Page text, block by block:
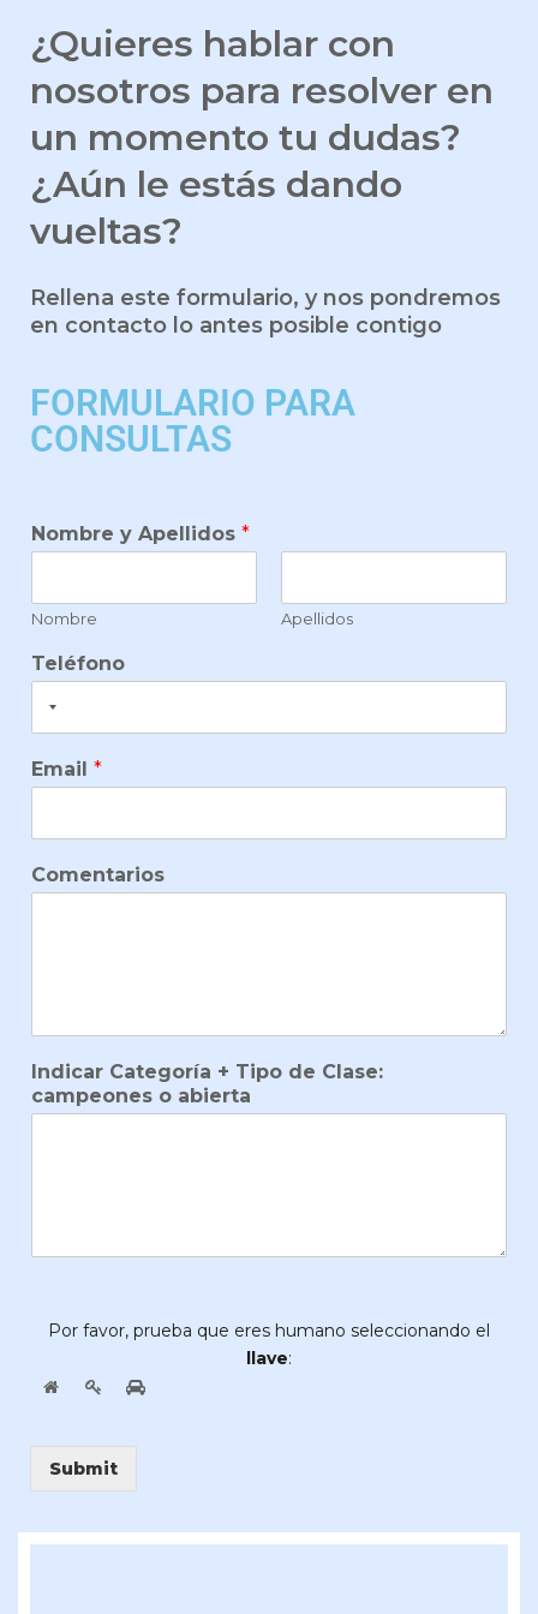
¿Quieres hablar con
nosotros para resolver en
un momento tu dudas?
¿Aún le estás dando
vueltas?
Rellena este formulario, y nos pondremos
en contacto lo antes posible contigo
FORMULARIO PARA
CONSULTAS
Nombre y Apellidos *
Nombre Apellidos
Teléfono
Email *
Comentarios
Indicar Categoría + Tipo de Clase:
campeones o abierta
Por favor, prueba que eres humano seleccionando el
llave:
Submit